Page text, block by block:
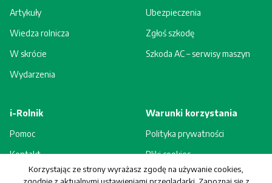
Artykuły
Wiedza rolnicza
W skrócie
Wydarzenia
Ubezpieczenia
Zgłoś szkodę
Szkoda AC – serwisy maszyn
i-Rolnik
Pomoc
Kontakt
Rejestracja - korzyści
Warunki korzystania
Polityka prywatności
Pliki cookies
Regulamin
Korzystając ze strony wyrażasz zgodę na używanie cookies,